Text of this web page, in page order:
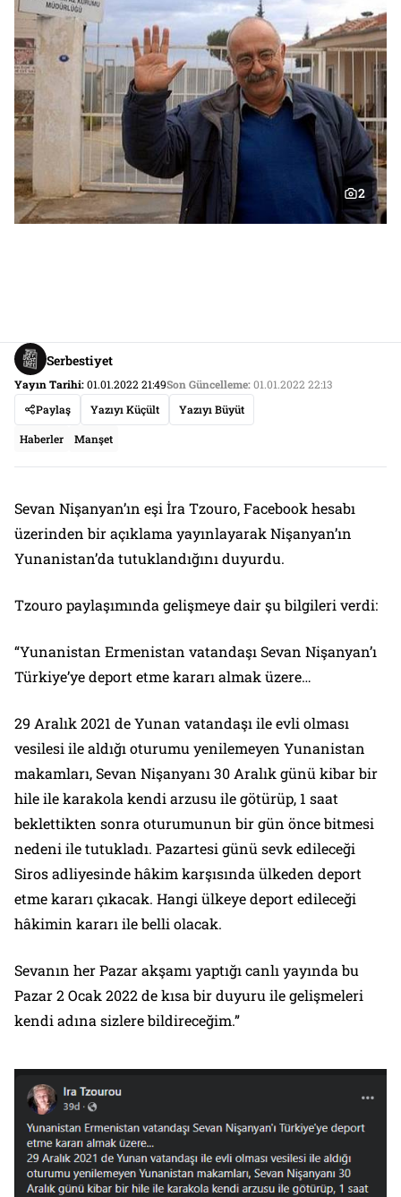
2
Serbestiyet
Yayın Tarihi:01.01.2022 21:49Son Güncelleme:01.01.2022 22:13
Paylaş
Yazıyı Küçült Yazıyı Büyüt
Haberler Manşet
Sevan Nişanyan’ın eşi İra Tzouro, Facebook hesabı
üzerinden bir açıklama yayınlayarak Nişanyan’ın
Yunanistan’da tutuklandığını duyurdu.
Tzouro paylaşımında gelişmeye dair şu bilgileri verdi:
“Yunanistan Ermenistan vatandaşı Sevan Nişanyan’ı
Türkiye’ye deport etme kararı almak üzere…
29 Aralık 2021 de Yunan vatandaşı ile evli olması
vesilesi ile aldığı oturumu yenilemeyen Yunanistan
makamları, Sevan Nişanyanı 30 Aralık günü kibar bir
hile ile karakola kendi arzusu ile götürüp, 1 saat
beklettikten sonra oturumunun bir gün önce bitmesi
nedeni ile tutukladı. Pazartesi günü sevk edileceği
Siros adliyesinde hâkim karşısında ülkeden deport
etme kararı çıkacak. Hangi ülkeye deport edileceği
hâkimin kararı ile belli olacak.
Sevanın her Pazar akşamı yaptığı canlı yayında bu
Pazar 2 Ocak 2022 de kısa bir duyuru ile gelişmeleri
kendi adına sizlere bildireceğim.”